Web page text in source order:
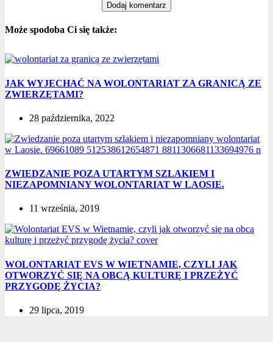
Dodaj komentarz
Może spodoba Ci się także:
JAK WYJECHAĆ NA WOLONTARIAT ZA GRANICĄ ZE
ZWIERZĘTAMI?
28 października, 2022
ZWIEDZANIE POZA UTARTYM SZLAKIEM I
NIEZAPOMNIANY WOLONTARIAT W LAOSIE.
11 września, 2019
WOLONTARIAT EVS W WIETNAMIE, CZYLI JAK
OTWORZYĆ SIĘ NA OBCĄ KULTURĘ I PRZEŻYĆ
PRZYGODĘ ŻYCIA?
29 lipca, 2019